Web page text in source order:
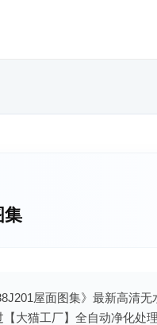
集
屋面图集》最新高清
大猫工厂】全自动净化处